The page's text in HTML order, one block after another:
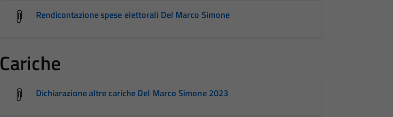
Rendicontazione spese elettorali Del Marco Simone
Cariche
Dichiarazione altre cariche Del Marco Simone 2023